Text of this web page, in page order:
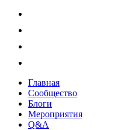
Главная
Сообщество
Блоги
Мероприятия
Q&A